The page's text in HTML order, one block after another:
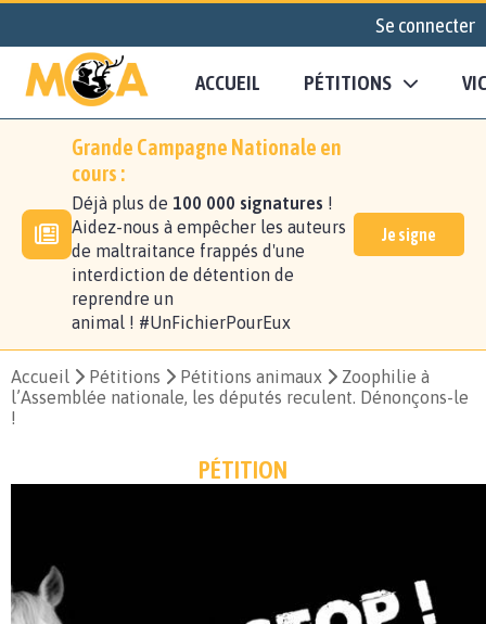
Se connecter
ACCUEIL PÉTITIONS
Grande Campagne Nationale en
cours :
Déjà plus de 100 000 signatures !
Aidez-nous à empêcher les auteurs
de maltraitance frappés d'une
interdiction de détention de
reprendre un
animal ! #UnFichierPourEux
Je signe
Accueil Pétitions Pétitions animaux
Zoophilie à
l’Assemblée nationale, les députés reculent. Dénonçons-le
!
PÉTITION